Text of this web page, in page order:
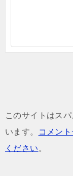
このサイトはス
います。
コメン
ください 。